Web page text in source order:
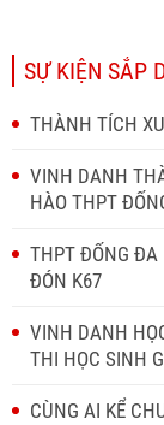
SỰ KIỆN SẮP
THÀNH TÍCH
VINH DANH
HÀO THPT
THPT ĐỐNG ĐA
ĐÓN K67
VINH DANH
THI HỌC SINH
CÙNG AI KỂ